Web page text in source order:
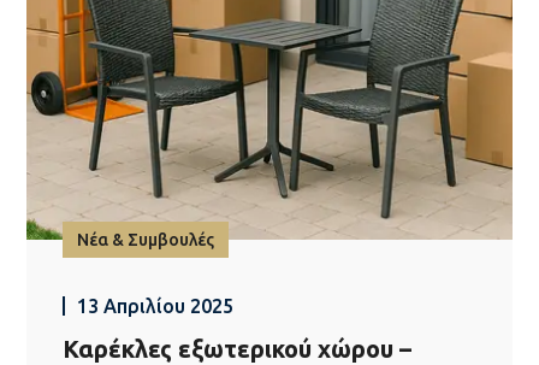
Νέα & Συμβουλές
13 Απριλίου 2025
Καρέκλες εξωτερικού χώρου –